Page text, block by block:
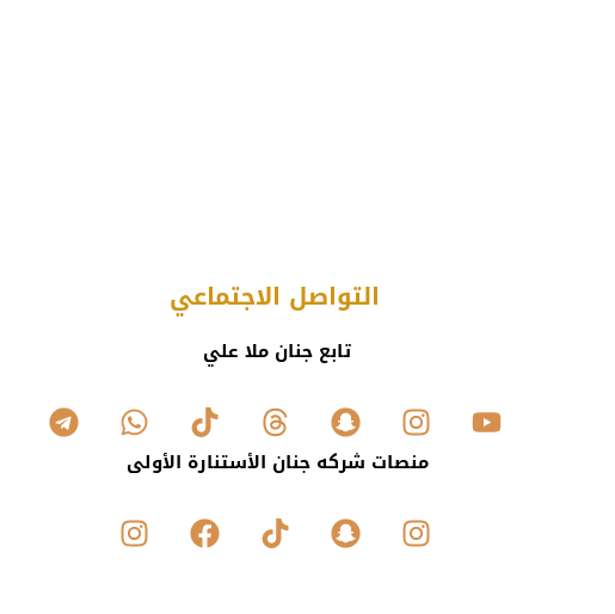
التواصل الاجتماعي
تابع جنان ملا علي
منصات شركه جنان الأستنارة الأولى